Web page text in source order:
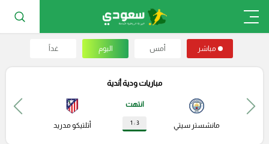
مباشر أمس اليوم غداً
مباريات ودية أندية
مانشستر سيتي
انتهت
3 : 1 أتلتيكو مدريد